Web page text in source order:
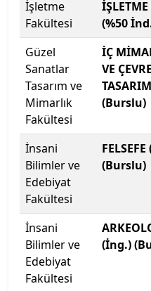
İstanbul Galata
İstanbul Gedik
İstanbul Gelişim
İstanbul Kent
İstanbul Kültür
İstanbul Medeniyet
İstanbul Medipol
İstanbul Nişantaşı
İstanbul Okan
İşletme
Fakültesi
(%50
Güzel
Sanatlar
Tasarım ve
Mimarlık
Fakültesi
İÇ
VE ÇEVRE
(Burslu)
İnsani
Bilimler ve
Edebiyat
Fakültesi
(Burslu)
İnsani
Bilimler ve
Edebiyat
Fakültesi
(İng.)